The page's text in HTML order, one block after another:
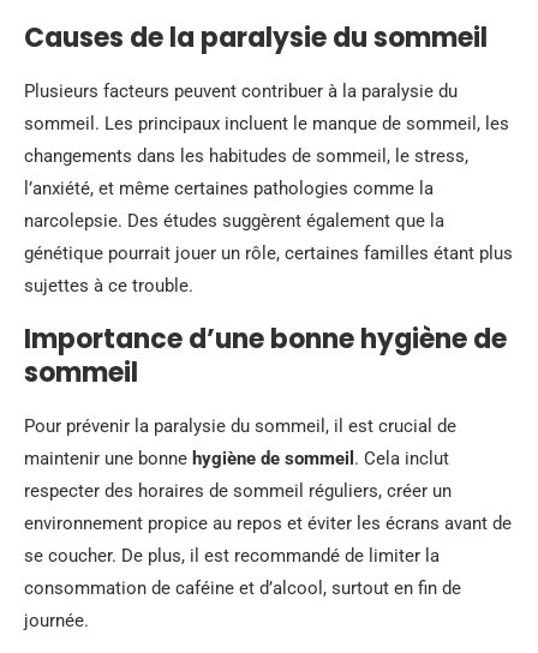
Causes de la paralysie du sommeil
Plusieurs facteurs peuvent contribuer à la paralysie du
sommeil. Les principaux incluent le manque de sommeil, les
changements dans les habitudes de sommeil, le stress,
l’anxiété, et même certaines pathologies comme la
narcolepsie. Des études suggèrent également que la
génétique pourrait jouer un rôle, certaines familles étant plus
sujettes à ce trouble.
Importance d’une bonne hygiène de
sommeil
Pour prévenir la paralysie du sommeil, il est crucial de
maintenir une bonne hygiène de sommeil . Cela inclut
respecter des horaires de sommeil réguliers, créer un
environnement propice au repos et éviter les écrans avant de
se coucher. De plus, il est recommandé de limiter la
consommation de caféine et d’alcool, surtout en fin de
journée.